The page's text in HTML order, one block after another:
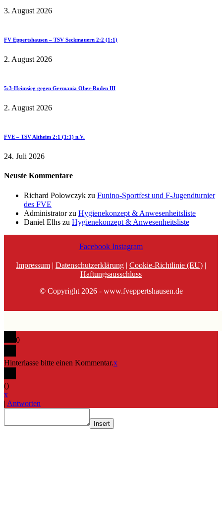
3. August 2026
FV Eppertshausen – TSV Seckmauern 2:2 (1:1)
2. August 2026
5:3-Heimsieg gegen Germania Ober-Roden III
2. August 2026
FVE – TSV Altheim 2:1 (1:1) n.V.
24. Juli 2026
Neuste Kommentare
Richard Polowczyk zu Funino-Sportfest und F-Jugendturnier
des FVE
Administratorzu Hygienekonzept & Anwesenheitsliste
Daniel Elhs zu Hygienekonzept & Anwesenheitsliste
Facebook Instagram
Impressum | Datenschutzerklärung | Cookie-Richtlinie (EU) |
Haftungsausschluss
© Copyright 2026 - www.fveppertshausen.de
0
Hinterlasse bitte einen Kommentar.x
()
x
| Antworten
Insert